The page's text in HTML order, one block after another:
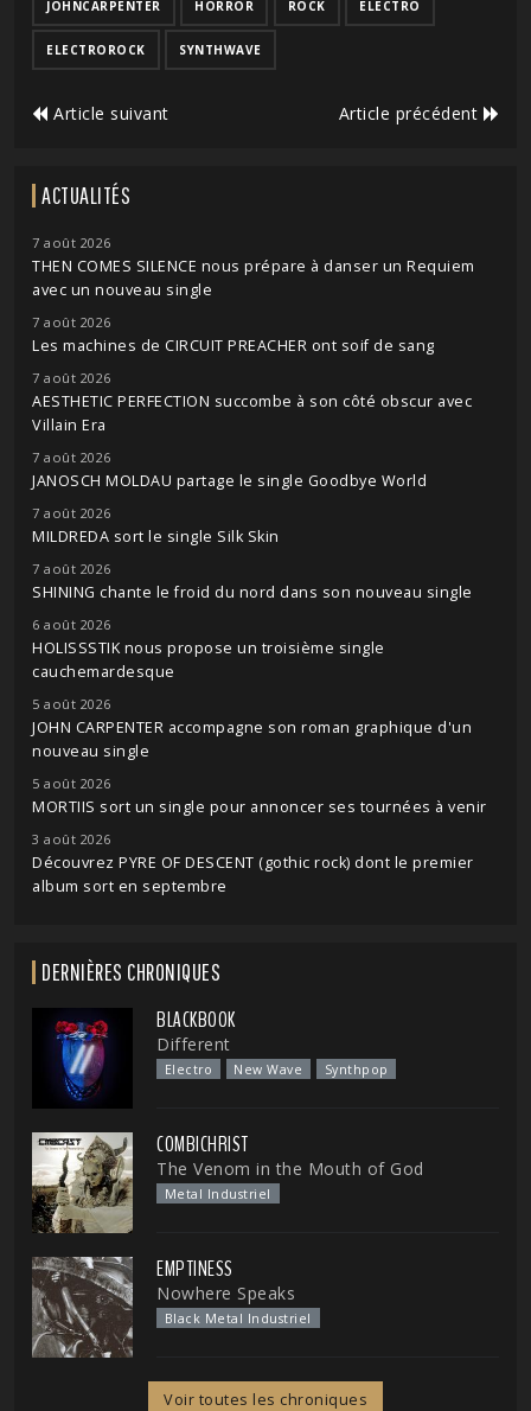
JOHNCARPENTER HORROR ROCK ELECTRO
ELECTROROCK SYNTHWAVE
Article suivant Article précédent
ACTUALITÉS
7 août 2026
THEN COMES SILENCE nous prépare à danser un Requiem
avec un nouveau single
7 août 2026
Les machines de CIRCUIT PREACHER ont soif de sang
7 août 2026
AESTHETIC PERFECTION succombe à son côté obscur avec
Villain Era
7 août 2026
JANOSCH MOLDAU partage le single Goodbye World
7 août 2026
MILDREDA sort le single Silk Skin
7 août 2026
SHINING chante le froid du nord dans son nouveau single
6 août 2026
HOLISSSTIK nous propose un troisième single
cauchemardesque
5 août 2026
JOHN CARPENTER accompagne son roman graphique d'un
nouveau single
5 août 2026
MORTIIS sort un single pour annoncer ses tournées à venir
3 août 2026
Découvrez PYRE OF DESCENT (gothic rock) dont le premier
album sort en septembre
DERNIÈRES CHRONIQUES
BLACKBOOK
Different
Electro New Wave Synthpop
COMBICHRIST
The Venom in the Mouth of God
Metal Industriel
EMPTINESS
Nowhere Speaks
Black Metal Industriel
Voir toutes les chroniques